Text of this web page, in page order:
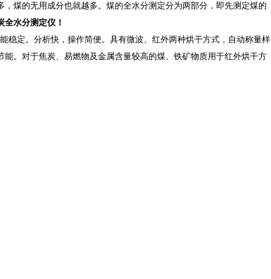
煤的无用成分也就越多。煤的全水分测定分为两部分，即先测定煤的
全水分测定仪 ！
稳定。分析快，操作简便。具有微波、红外两种烘干方式，自动称量样
。对于焦炭、易燃物及金属含量较高的煤、铁矿物质用于红外烘干方